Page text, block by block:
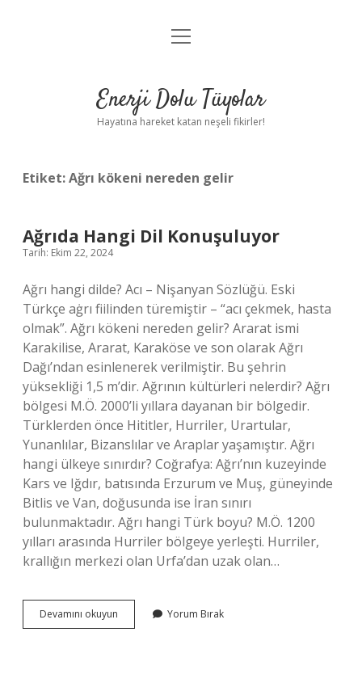
Anasayfa
Yasal Uyarı
menüyü
Enerji Dolu Tüyolar
Hayatına hareket katan neşeli fikirler!
Etiket:Ağrı kökeni nereden gelir
Ağrıda Hangi Dil Konuşuluyor
Tarih: Ekim 22, 2024
Ağrı hangi dilde? Acı – Nişanyan Sözlüğü. Eski
Türkçe aġrı fiilinden türemiştir – “acı çekmek, hasta
olmak”. Ağrı kökeni nereden gelir? Ararat ismi
Karakilise, Ararat, Karaköse ve son olarak Ağrı
Dağı’ndan esinlenerek verilmiştir. Bu şehrin
yüksekliği 1,5 m’dir. Ağrının kültürleri nelerdir? Ağrı
bölgesi M.Ö. 2000’li yıllara dayanan bir bölgedir.
Türklerden önce Hititler, Hurriler, Urartular,
Yunanlılar, Bizanslılar ve Araplar yaşamıştır. Ağrı
hangi ülkeye sınırdır? Coğrafya: Ağrı’nın kuzeyinde
Kars ve Iğdır, batısında Erzurum ve Muş, güneyinde
Bitlis ve Van, doğusunda ise İran sınırı
bulunmaktadır. Ağrı hangi Türk boyu? M.Ö. 1200
yılları arasında Hurriler bölgeye yerleşti. Hurriler,
krallığın merkezi olan Urfa’dan uzak olan…
Devamını okuyun
Hangi
Yorum Bırak